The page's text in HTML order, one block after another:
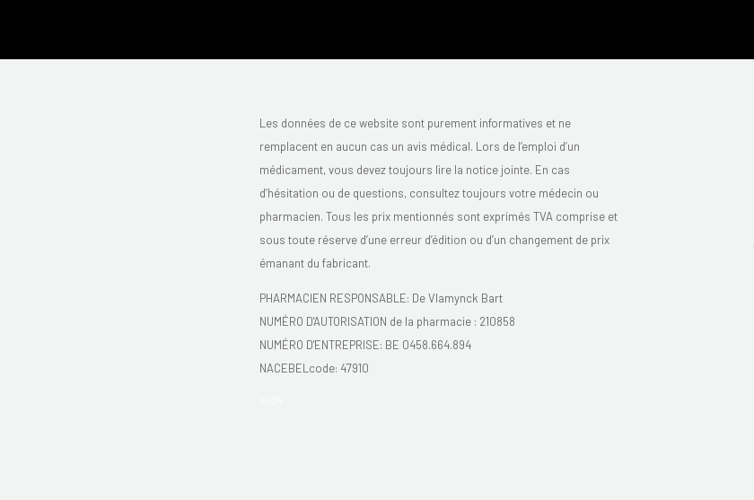
Les données de ce website sont purement informatives et ne
remplacent en aucun cas un avis médical. Lors de l’emploi d’un
médicament, vous devez toujours lire la notice jointe. En cas
d’hésitation ou de questions, consultez toujours votre médecin ou
pharmacien. Tous les prix mentionnés sont exprimés TVA comprise et
sous toute réserve d’une erreur d’édition ou d’un changement de prix
émanant du fabricant.
PHARMACIEN RESPONSABLE: De Vlamynck Bart
NUMÉRO D'AUTORISATION de la pharmacie : 210858
NUMÉRO D'ENTREPRISE: BE 0458.664.894
NACEBELcode: 47910